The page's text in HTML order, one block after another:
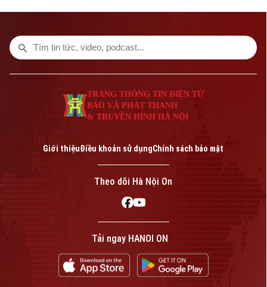
phép số: Số 63/GP-TTDT, cấp ngày 10/05/2023
TRANG THÔNG TIN ĐIỆN TỬ
CỦA CƠ QUAN BÁO VÀ PHÁT THANH TRUYỀN HÌNH HÀ NỘI
Số 3-5 Huỳnh Thúc Kháng-Phường Láng-Hà Nội
TRANG THÔNG TIN ĐIỆN TỬ
BÁO VÀ PHÁT THANH
& TRUYỀN HÌNH HÀ NỘI
Giới thiệuĐiều khoản sử dụngChính sách bảo mật
Theo dõi Hà Nội On
Tải ngay HANOI ON